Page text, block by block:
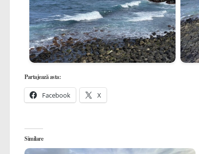
Partajează asta:
Facebook X
Similare